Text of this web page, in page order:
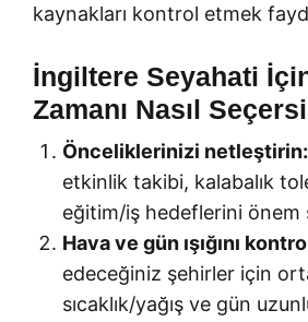
kaynakları kontrol etmek
İngiltere Seyahati
Zamanı Nasıl
Önceliklerinizi netleştirin:
etkinlik takibi, kalabalık
eğitim/iş hedeflerini önem
Hava ve gün ışığını
edeceğiniz şehirler için
sıcaklık/yağış ve gün